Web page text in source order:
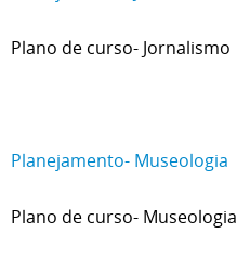
Plano de curso- Jornalismo
Planejamento- Museologia
Plano de curso- Museologia